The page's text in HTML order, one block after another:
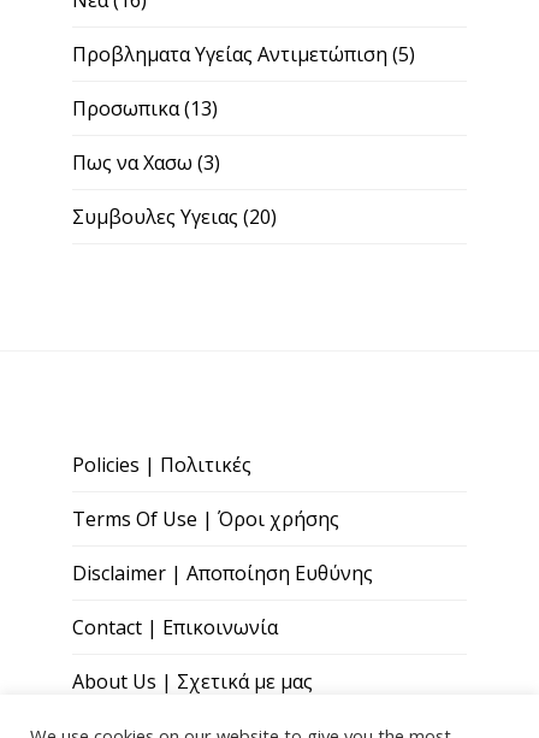
Προβληματα Υγείας Αντιμετώπιση (5)
Προσωπικα(13)
Πως να Χασω (3)
Συμβουλες Υγειας (20)
Policies | Πολιτικές
Terms Of Use | Όροι χρήσης
Disclaimer | Αποποίηση Ευθύνης
Contact | Επικοινωνία
About Us | Σχετικά με μας